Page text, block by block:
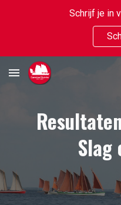
Skip to main content
Schrijf je in
Slag